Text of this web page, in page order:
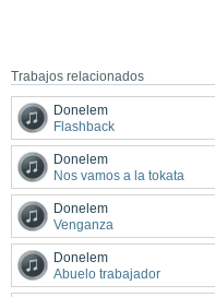
Trabajos relacionados
Donelem
Flashback
Donelem
Nos vamos a la tokata
Donelem
Venganza
Donelem
Abuelo trabajador